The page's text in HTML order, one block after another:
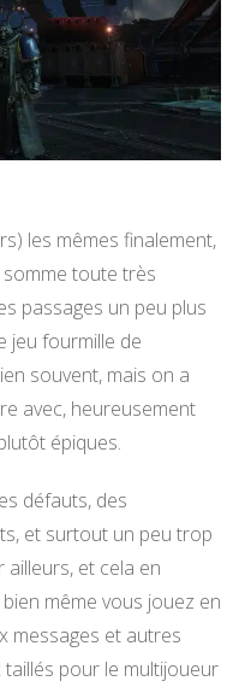
les mêmes finalement,
toute très
passages un peu plus
jeu fourmille de
souvent, mais on a
avec, heureusement
épiques.
défauts, des
et surtout un peu trop
ailleurs, et cela en
même vous jouez en
messages et autres
pour le multijoueur